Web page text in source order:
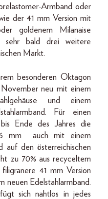
Armband oder
der 41 mm Version mit
goldenem Milanaise
sehr bald drei weitere
Markt.
besonderen Oktagon
neu mit einem
und einem
Für einen
Ende des Jahres die
mm auch mit einem
auf den österreichischen
zu 70% aus recyceltem
41 mm Version
neuen Edelstahlarmband.
sich nahtlos in jedes